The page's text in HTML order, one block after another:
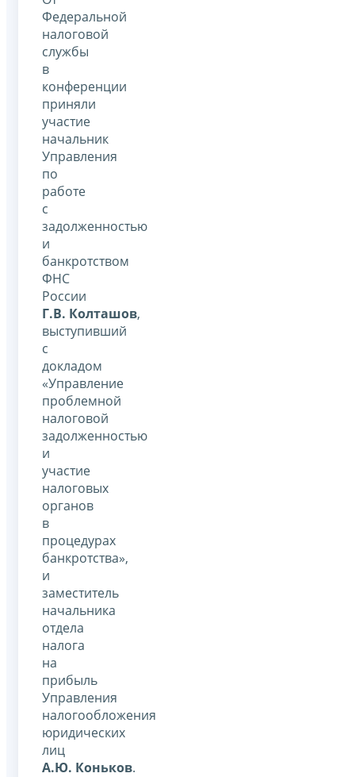
Федеральной
налоговой
службы
в
конференции
приняли
участие
начальник
Управления
по
работе
с
задолженностью
и
банкротством
ФНС
России
Г.В. Колташов,
выступивший
с
докладом
«Управление
проблемной
налоговой
задолженностью
и
участие
налоговых
органов
в
процедурах
банкротства»,
и
заместитель
начальника
отдела
налога
на
прибыль
Управления
налогообложения
юридических
лиц
А.Ю. Коньков.